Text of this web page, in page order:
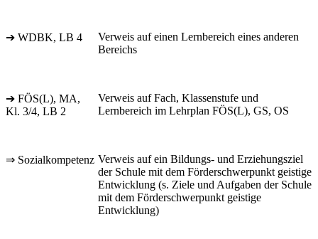
➔ WDBK, LB 4
Verweis auf einen Lernbereich eines anderen
Bereichs
➔ FÖS(L), MA,
Kl. 3/4, LB 2
Verweis auf Fach, Klassenstufe und
Lernbereich im Lehrplan FÖS(L), GS, OS
⇒ Sozialkompetenz Verweis auf ein Bildungs- und Erziehungsziel
der Schule mit dem Förderschwerpunkt geistige
Entwicklung (s. Ziele und Aufgaben der Schule
mit dem Förderschwerpunkt geistige
Entwicklung)